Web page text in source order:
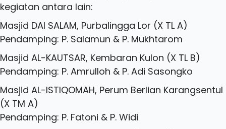
kegiatan antara lain:
Masjid DAI SALAM, Purbalingga Lor (X TL A)
Pendamping: P. Salamun & P. Mukhtarom
Masjid AL-KAUTSAR, Kembaran Kulon (X TL B)
Pendamping: P. Amrulloh & P. Adi Sasongko
Masjid AL-ISTIQOMAH, Perum Berlian Karangsentul
(X TM A)
Pendamping: P. Fatoni & P. Widi